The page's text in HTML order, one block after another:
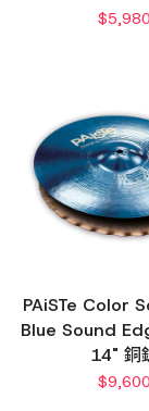
$5,980
PAiSTe Color
Blue Sound
14" 銅
$9,600